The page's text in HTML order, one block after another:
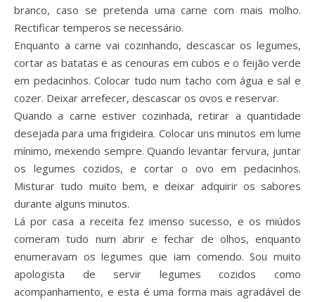
branco, caso se pretenda uma carne com mais molho.
Rectificar temperos se necessário.
Enquanto a carne vai cozinhando, descascar os legumes,
cortar as batatas e as cenouras em cubos e o feijão verde
em pedacinhos. Colocar tudo num tacho com água e sal e
cozer. Deixar arrefecer, descascar os ovos e reservar.
Quando a carne estiver cozinhada, retirar a quantidade
desejada para uma frigideira. Colocar uns minutos em lume
mínimo, mexendo sempre. Quando levantar fervura, juntar
os legumes cozidos, e cortar o ovo em pedacinhos.
Misturar tudo muito bem, e deixar adquirir os sabores
durante alguns minutos.
Lá por casa a receita fez imenso sucesso, e os miúdos
comeram tudo num abrir e fechar de olhos, enquanto
enumeravam os legumes que iam comendo. Sou muito
apologista de servir legumes cozidos como
acompanhamento, e esta é uma forma mais agradável de